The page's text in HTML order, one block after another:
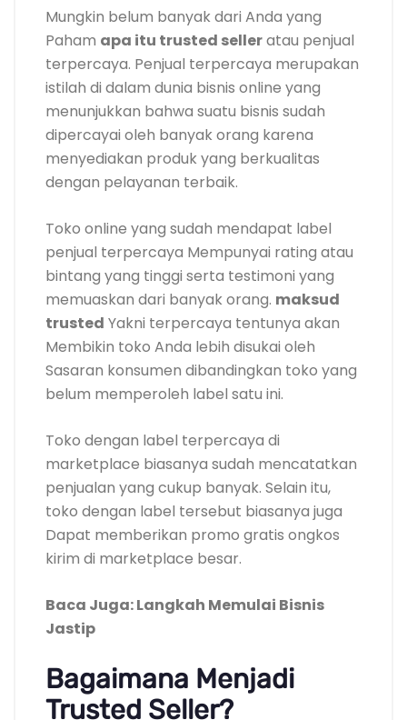
Mungkin belum banyak dari Anda yang
Paham apa itu trusted selleratau penjual
terpercaya. Penjual terpercaya merupakan
istilah di dalam dunia bisnis online yang
menunjukkan bahwa suatu bisnis sudah
dipercayai oleh banyak orang karena
menyediakan produk yang berkualitas
dengan pelayanan terbaik.
Toko online yang sudah mendapat label
penjual terpercaya Mempunyai rating atau
bintang yang tinggi serta testimoni yang
memuaskan dari banyak orang. maksud
trusted Yakni terpercaya tentunya akan
Membikin toko Anda lebih disukai oleh
Sasaran konsumen dibandingkan toko yang
belum memperoleh label satu ini.
Toko dengan label terpercaya di
marketplace biasanya sudah mencatatkan
penjualan yang cukup banyak. Selain itu,
toko dengan label tersebut biasanya juga
Dapat memberikan promo gratis ongkos
kirim di marketplace besar.
Baca Juga: Langkah Memulai Bisnis
Jastip
Bagaimana Menjadi
Trusted Seller?